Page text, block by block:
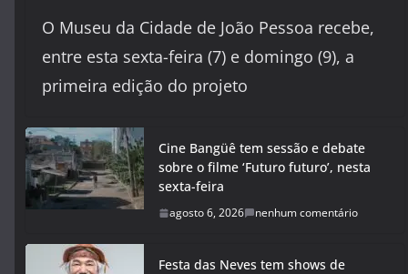
O Museu da Cidade de João Pessoa recebe,
entre esta sexta-feira (7) e domingo (9), a
primeira edição do projeto
Cine Bangüê tem sessão e debate
sobre o filme ‘Futuro futuro’, nesta
sexta-feira
agosto 6, 2026 nenhum comentário
Festa das Neves tem shows de